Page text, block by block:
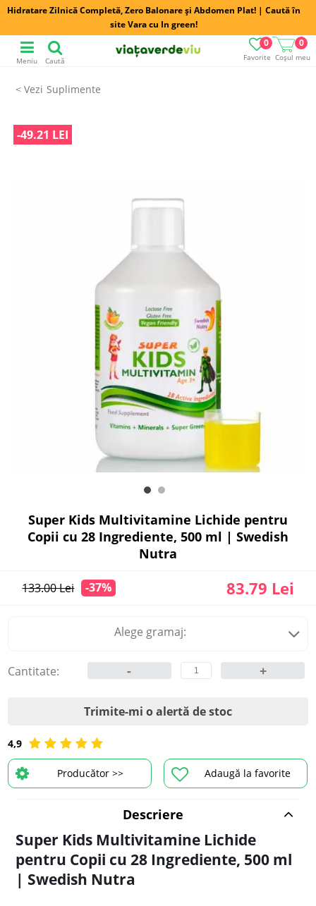
Hidratare Zilnică Completă, Zero Balonare și Abdomen Plat! | Caută în
site Vara cu In green!
Favorite
0
Coșul meu
0
Meniu Caută
Suplimente
4,9
Adaugă la favorite
Producător >>
-49.21 LEI
Super Kids Multivitamine Lichide pentru
Copii cu 28 Ingrediente, 500 ml | Swedish
Nutra
133.00 Lei -37% 83.79 Lei
Alege gramaj:
Cantitate: - +
Trimite-mi o alertă de stoc
Descriere
Super Kids Multivitamine Lichide
pentru Copii cu 28 Ingrediente, 500 ml
| Swedish Nutra